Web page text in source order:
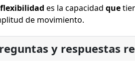
flexibilidad es la capacidad que
de movimiento.
y respuestas